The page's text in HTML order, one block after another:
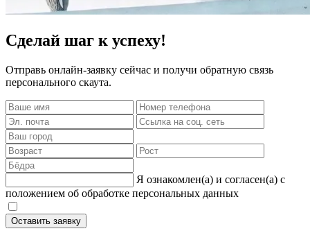
Сделай шаг к успеху!
Отправь онлайн-заявку сейчас и получи обратную связь
персонального скаута.
Я ознакомлен(а) и согласен(а) c
положением об обработке персональных данных
Оставить заявку